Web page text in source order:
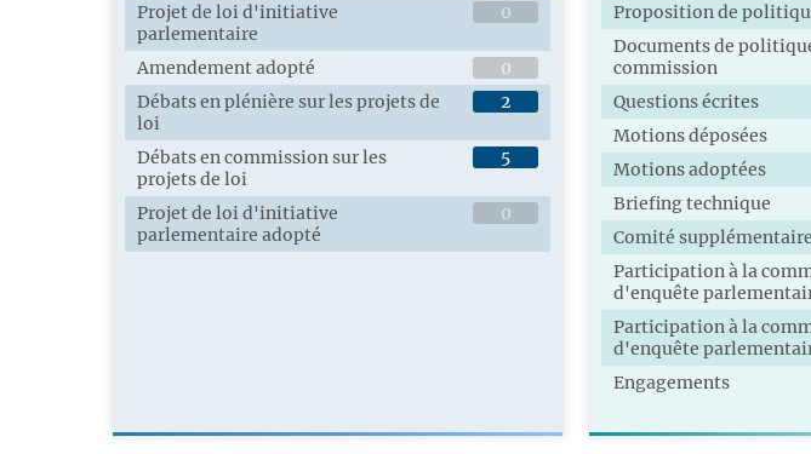
Projet de loi d'initiative
parlementaire
0
Amendement adopté
0
Débats en plénière sur les projets de
loi
2
Débats en commission sur les
projets de loi
5
Projet de loi d'initiative
parlementaire adopté
0
Proposition de
Documents de
commission
Questions écrites
Motions déposées
Motions adoptées
Briefing technique
Comité supplémentaire
Participation à la
d'enquête
Participation à la
d'enquête
Engagements